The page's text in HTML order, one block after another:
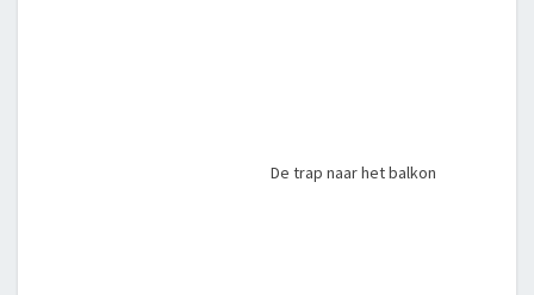
De trap naar het balkon